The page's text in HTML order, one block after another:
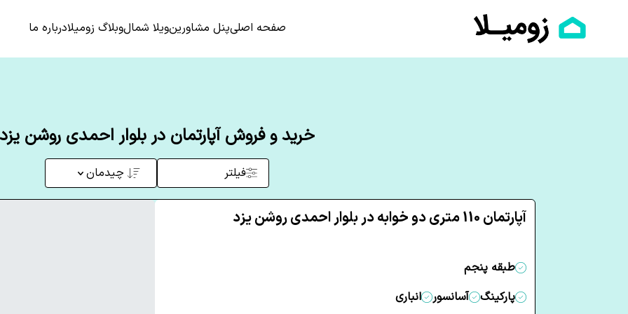
صفحه اصلیپنل مشاورینویلا شمالوبلاگ زومیلادرباره ما
خرید و فروش آپارتمان در بلوار احمدی روشن یزد
فیلتر چیدمان
آپارتمان 110 متری دو خوابه در بلوار احمدی روشن یزد
طبقه پنجم
پارکینگ
آسانسور
انباری